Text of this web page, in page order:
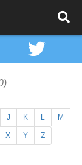
J K L M
X Y Z